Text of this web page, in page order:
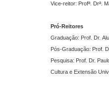
Vice-reitor: Profª. Drª.
Pró-Reitores
Graduação: Prof. Dr.
Pós-Graduação: Prof.
Pesquisa: Prof. Dr.
Cultura e Extensão